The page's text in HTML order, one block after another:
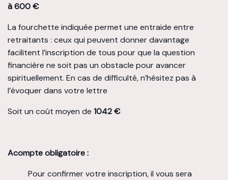
à 600 €
La fourchette indiquée permet une entraide entre
retraitants : ceux qui peuvent donner davantage
facilitent l’inscription de tous pour que la question
financière ne soit pas un obstacle pour avancer
spirituellement. En cas de difficulté, n’hésitez pas à
l’évoquer dans votre lettre
Soit un coût moyen de 1042 €
Acompte obligatoire :
Pour confirmer votre inscription, il vous sera